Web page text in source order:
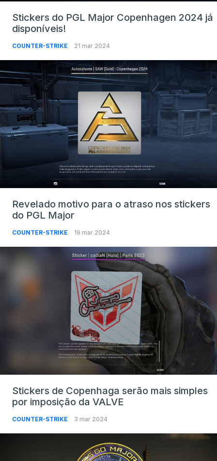
Stickers do PGL Major Copenhagen 2024 já
disponíveis!
COUNTER-STRIKE 21 mar 2024
Revelado motivo para o atraso nos stickers
do PGL Major
COUNTER-STRIKE 19 mar 2024
Stickers de Copenhaga serão mais simples
por imposição da VALVE
COUNTER-STRIKE 3 mar 2024